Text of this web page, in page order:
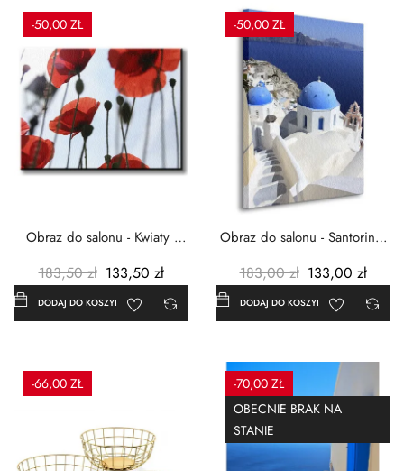
-50,00 ZŁ
Obraz do salonu - Kwiaty -
183,50 zł 133,50 zł
DODAJ DO KOSZYKA
-50,00 ZŁ
Obraz do salonu - Santorini -
183,00 zł 133,00 zł
DODAJ DO KOSZYKA
-66,00 ZŁ
-70,00 ZŁ
OBECNIE BRAK NA
STANIE